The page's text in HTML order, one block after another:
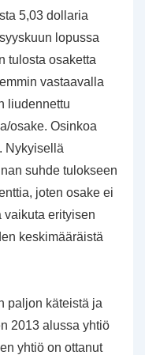
5,03 dollaria
lopussa
tulosta osaketta
vastaavalla
liudennettu
osake. Osinkoa
Nykyisellä
suhde tulokseen
joten osake ei
vaikuta erityisen
keskimääräistä
paljon käteistä ja
2013 alussa yhtiö
yhtiö on ottanut